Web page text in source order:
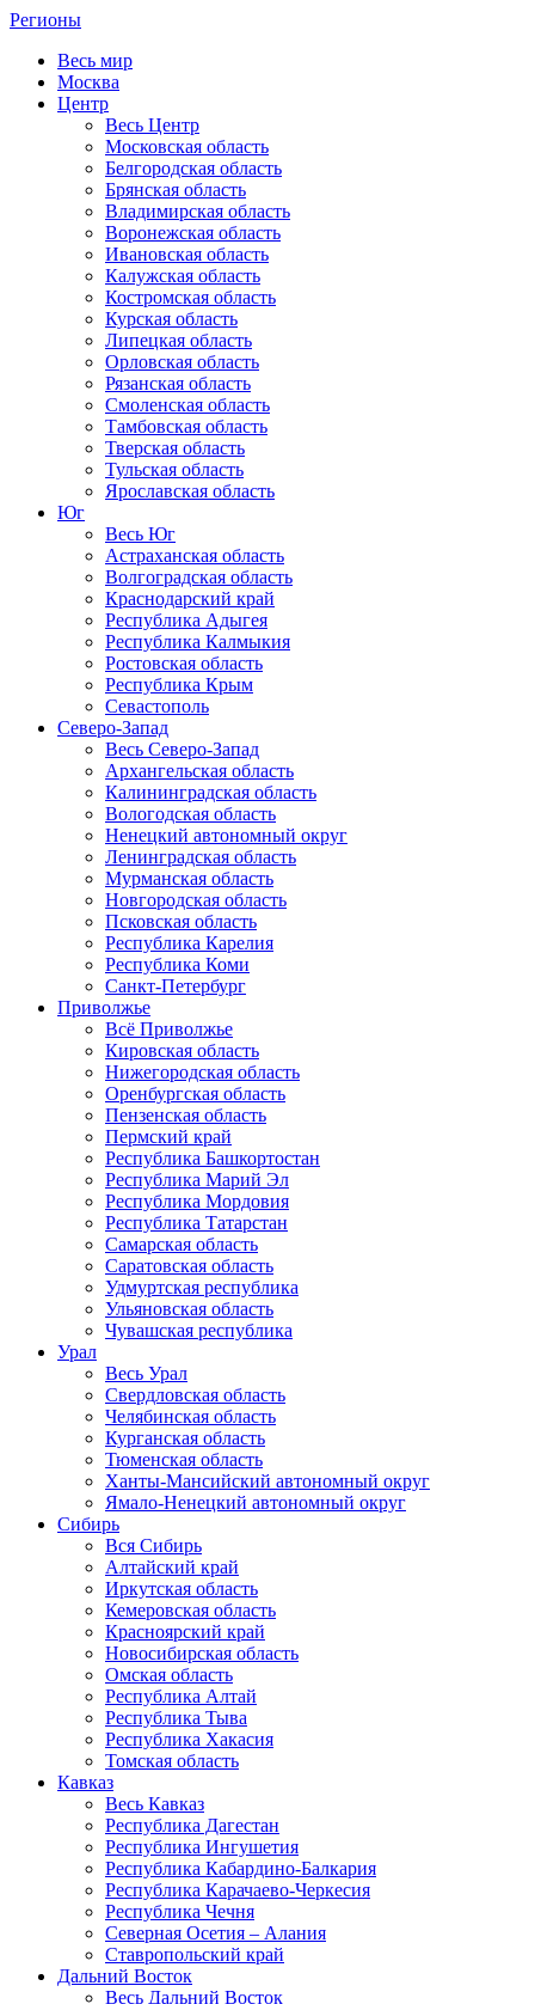
Регионы
Весь мир
Москва
Центр
Весь Центр
Московская область
Белгородская область
Брянская область
Владимирская область
Воронежская область
Ивановская область
Калужская область
Костромская область
Курская область
Липецкая область
Орловская область
Рязанская область
Смоленская область
Тамбовская область
Тверская область
Тульская область
Ярославская область
Юг
Весь Юг
Астраханская область
Волгоградская область
Краснодарский край
Республика Адыгея
Республика Калмыкия
Ростовская область
Республика Крым
Севастополь
Северо-Запад
Весь Северо-Запад
Архангельская область
Калининградская область
Вологодская область
Ненецкий автономный округ
Ленинградская область
Мурманская область
Новгородская область
Псковская область
Республика Карелия
Республика Коми
Санкт-Петербург
Приволжье
Всё Приволжье
Кировская область
Нижегородская область
Оренбургская область
Пензенская область
Пермский край
Республика Башкортостан
Республика Марий Эл
Республика Мордовия
Республика Татарстан
Самарская область
Саратовская область
Удмуртская республика
Ульяновская область
Чувашская республика
Урал
Весь Урал
Свердловская область
Челябинская область
Курганская область
Тюменская область
Ханты-Мансийский автономный округ
Ямало-Ненецкий автономный округ
Сибирь
Вся Сибирь
Алтайский край
Иркутская область
Кемеровская область
Красноярский край
Новосибирская область
Омская область
Республика Алтай
Республика Тыва
Республика Хакасия
Томская область
Кавказ
Весь Кавказ
Республика Дагестан
Республика Ингушетия
Республика Кабардино-Балкария
Республика Карачаево-Черкесия
Республика Чечня
Северная Осетия – Алания
Ставропольский край
Дальний Восток
Весь Дальний Восток